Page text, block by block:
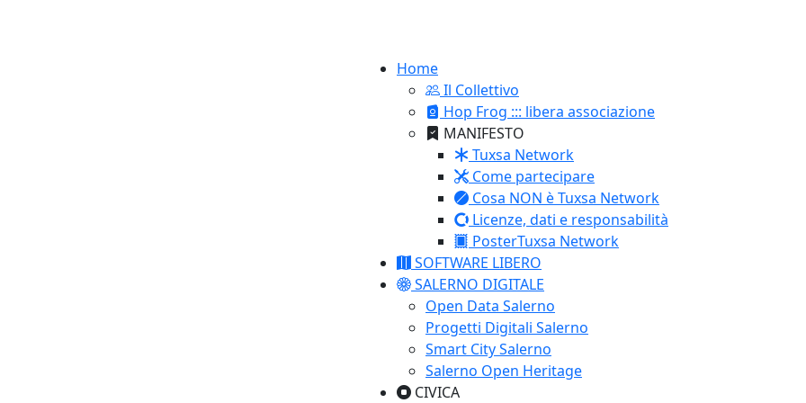
Home
Il Collettivo
Hop Frog ::: libera associazione
MANIFESTO
Tuxsa Network
Come partecipare
Cosa NON è Tuxsa Network
Licenze, dati e responsabilità
PosterTuxsa Network
SOFTWARE LIBERO
SALERNO DIGITALE
Open Data Salerno
Progetti Digitali Salerno
Smart City Salerno
Salerno Open Heritage
CIVICA